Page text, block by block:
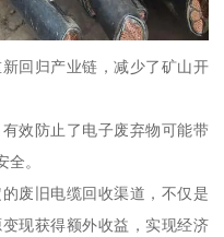
回归产业链，减少了矿山开
效防止了电子废弃物可能带
。
废旧电缆回收渠道，不仅是
现获得额外收益，实现经济